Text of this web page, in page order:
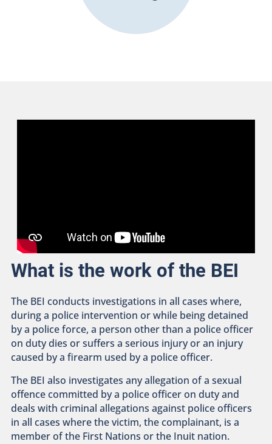
What is the work of the BEI
The BEI conducts investigations in all cases where,
during a police intervention or while being detained
by a police force, a person other than a police officer
on duty dies or suffers a serious injury or an injury
caused by a firearm used by a police officer.
The BEI also investigates any allegation of a sexual
offence committed by a police officer on duty and
deals with criminal allegations against police officers
in all cases where the victim, the complainant, is a
member of the First Nations or the Inuit nation.